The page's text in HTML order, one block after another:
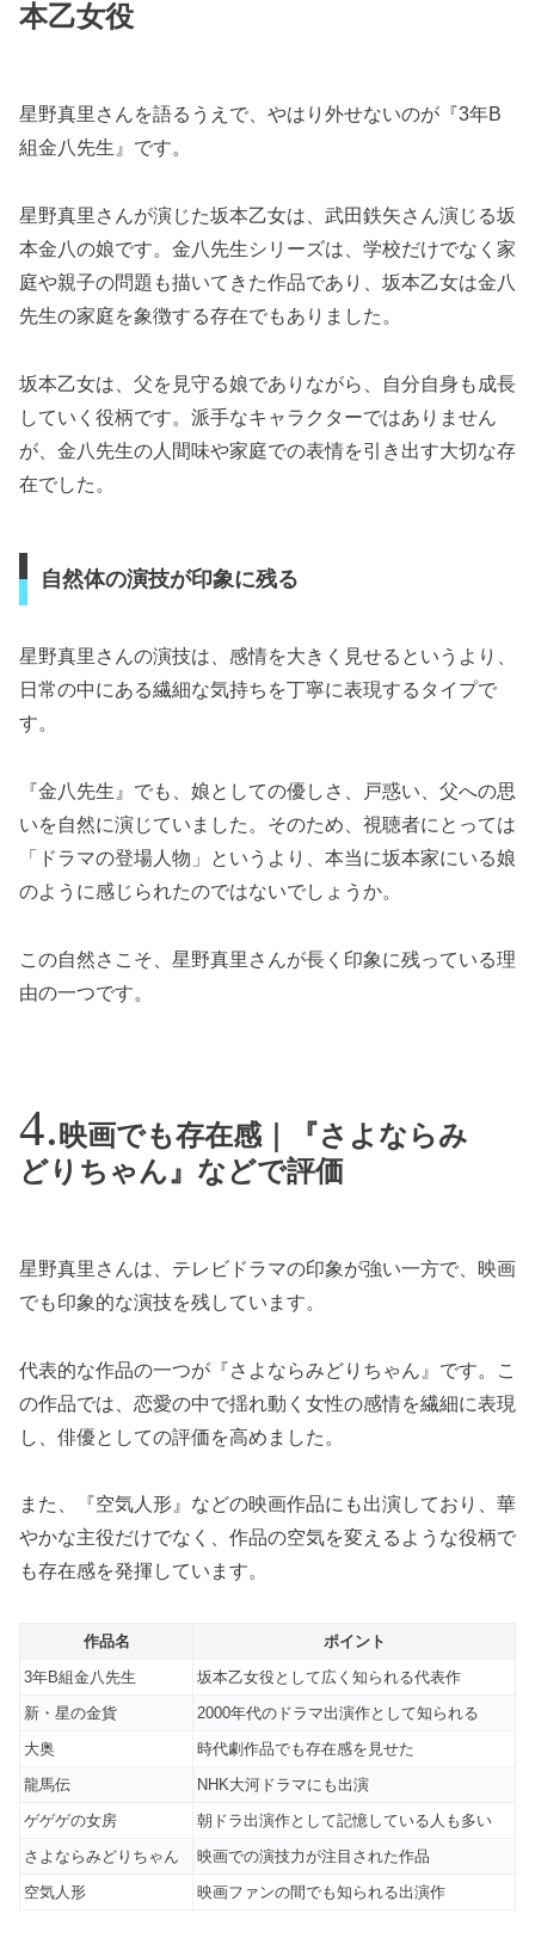
本乙女役
星野真里さんを語るうえで、やはり外せないのが『3年B
組金八先生』です。
星野真里さんが演じた坂本乙女は、武田鉄矢さん演じる坂
本金八の娘です。金八先生シリーズは、学校だけでなく家
庭や親子の問題も描いてきた作品であり、坂本乙女は金八
先生の家庭を象徴する存在でもありました。
坂本乙女は、父を見守る娘でありながら、自分自身も成長
していく役柄です。派手なキャラクターではありません
が、金八先生の人間味や家庭での表情を引き出す大切な存
在でした。
自然体の演技が印象に残る
星野真里さんの演技は、感情を大きく見せるというより、
日常の中にある繊細な気持ちを丁寧に表現するタイプで
す。
『金八先生』でも、娘としての優しさ、戸惑い、父への思
いを自然に演じていました。そのため、視聴者にとっては
「ドラマの登場人物」というより、本当に坂本家にいる娘
のように感じられたのではないでしょうか。
この自然さこそ、星野真里さんが長く印象に残っている理
由の一つです。
映画でも存在感｜『さよならみ
どりちゃん』などで評価
星野真里さんは、テレビドラマの印象が強い一方で、映画
でも印象的な演技を残しています。
代表的な作品の一つが『さよならみどりちゃん』です。こ
の作品では、恋愛の中で揺れ動く女性の感情を繊細に表現
し、俳優としての評価を高めました。
また、『空気人形』などの映画作品にも出演しており、華
やかな主役だけでなく、作品の空気を変えるような役柄で
も存在感を発揮しています。
作品名
ポイント
3年B組金八先生
坂本乙女役として広く知られる代表作
新・星の金貨
2000年代のドラマ出演作として知られる
大奥
時代劇作品でも存在感を見せた
龍馬伝
NHK大河ドラマにも出演
ゲゲゲの女房
朝ドラ出演作として記憶している人も多い
さよならみどりちゃん
映画での演技力が注目された作品
空気人形
映画ファンの間でも知られる出演作